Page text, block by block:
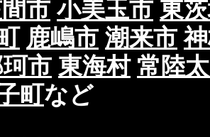
市 小美玉市 東
鹿嶋市 潮来市
市 東海村 常陸
町など